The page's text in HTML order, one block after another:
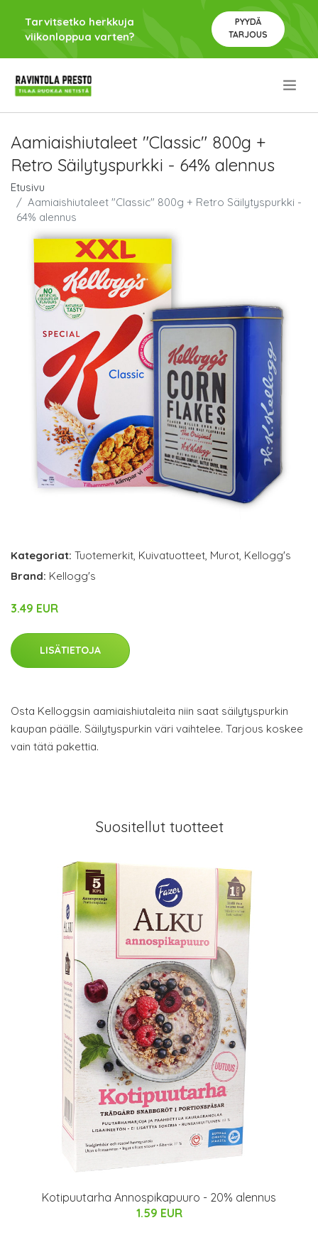
Tarvitsetko herkkuja
viikonloppua varten?
PYYDÄ
TARJOUS
Aamiaishiutaleet "Classic" 800g +
Retro Säilytyspurkki - 64% alennus
Etusivu
Aamiaishiutaleet "Classic" 800g + Retro Säilytyspurkki -
64% alennus
Kategoriat: Tuotemerkit, Kuivatuotteet, Murot, Kellogg's
Brand: Kellogg's
3.49 EUR
LISÄTIETOJA
Osta Kelloggsin aamiaishiutaleita niin saat säilytyspurkin
kaupan päälle. Säilytyspurkin väri vaihtelee. Tarjous koskee
vain tätä pakettia.
Suositellut tuotteet
Kotipuutarha Annospikapuuro - 20% alennus
1.59 EUR